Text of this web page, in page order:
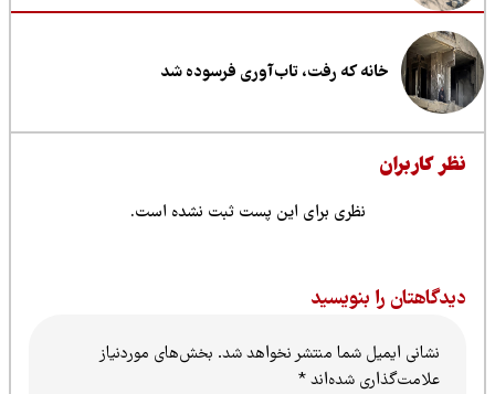
خانه که رفت، تاب‌آوری فرسوده شد
کاربران
نظری برای این پست ثبت نشده است.
را بنویسید
نشانی ایمیل شما منتشر نخواهد شد.بخش‌های موردنیاز
علامت‌گذاری شده‌اند*